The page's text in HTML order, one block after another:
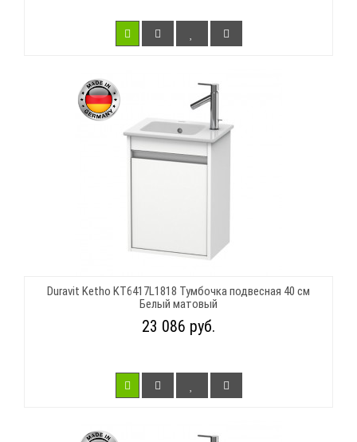
Duravit Ketho KT6417L1818 Тумбочка подвесная 40 см
Белый матовый
23 086 руб.